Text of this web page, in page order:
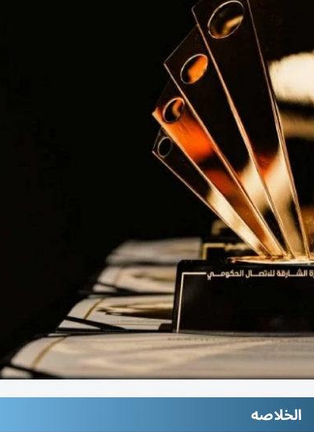
الخلاصه